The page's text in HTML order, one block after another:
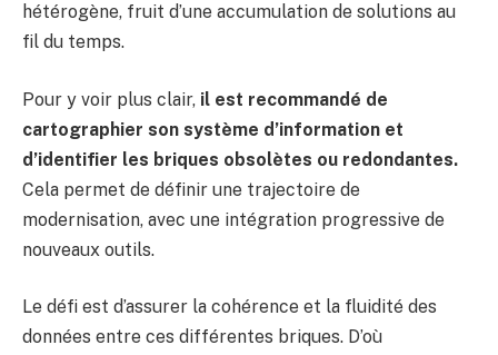
hétérogène, fruit d’une accumulation de solutions au
fil du temps.
Pour y voir plus clair, il est recommandé de
cartographier son système d’information et
d’identifier les briques obsolètes ou redondantes.
Cela permet de définir une trajectoire de
modernisation, avec une intégration progressive de
nouveaux outils.
Le défi est d’assurer la cohérence et la fluidité des
données entre ces différentes briques. D’où